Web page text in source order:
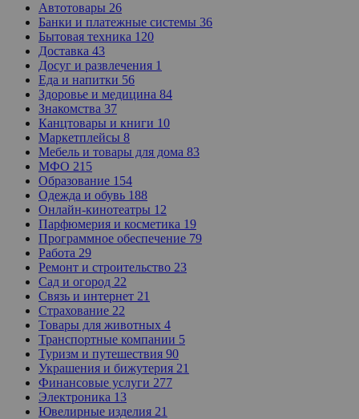
Автотовары 26
Банки и платежные системы 36
Бытовая техника 120
Доставка 43
Досуг и развлечения 1
Еда и напитки 56
Здоровье и медицина 84
Знакомства 37
Канцтовары и книги 10
Маркетплейсы 8
Мебель и товары для дома 83
МФО 215
Образование 154
Одежда и обувь 188
Онлайн-кинотеатры 12
Парфюмерия и косметика 19
Программное обеспечение 79
Работа 29
Ремонт и строительство 23
Сад и огород 22
Связь и интернет 21
Страхование 22
Товары для животных 4
Транспортные компании 5
Туризм и путешествия 90
Украшения и бижутерия 21
Финансовые услуги 277
Электроника 13
Ювелирные изделия 21